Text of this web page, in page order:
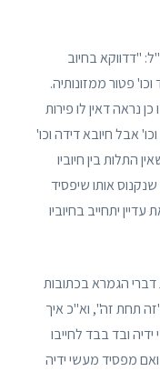
"דדווקא בחיוב
פטור ממזונותיה.
נראה דאין לו פירות
אבל חיובא דידה וכו'
התלות בין חיוביו
אותו שיפסיד
יתחייב בחיוביו
דברי הגמרא בכתובות
"זה תחת זה", וא"כ איך
ובד בבד לחייבו
מפסיד מעשי ידיה